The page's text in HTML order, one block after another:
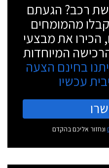
רכב? הגעתם
מהמומחים
הכירו את מבצעי
המיוחדות
בחינם הצעה
עכשיו
ונחזור אליכם בהקדם